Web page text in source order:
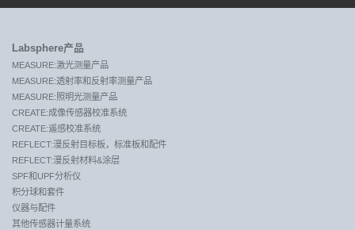
Labsphere产品
MEASURE:激光测量产品
MEASURE:透射率和反射率测量产品
MEASURE:照明光测量产品
CREATE:成像传感器校准系统
CREATE:遥感校准系统
REFLECT:漫反射目标板，标准板和配件
REFLECT:漫反射材料&涂层
SPF和UPF分析仪
积分球和套件
仪器与配件
其他传感器计量系统